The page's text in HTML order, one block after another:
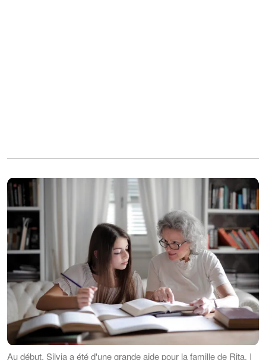
Au début, Silvia a été d'une grande aide pour la famille de Rita. |